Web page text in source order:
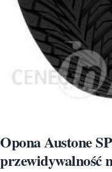
Opona Austone
przewidywalność